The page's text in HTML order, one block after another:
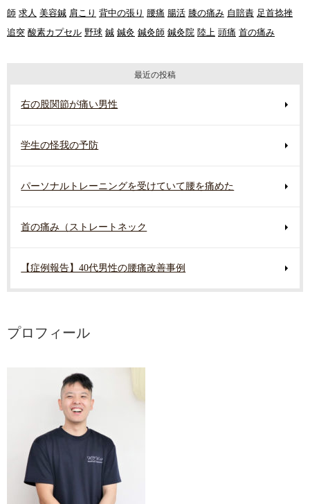
師 求人 美容鍼 肩こり 背中の張り 腰痛 腸活 膝の痛み 自賠責 足首捻挫
追突 酸素カプセル 野球 鍼 鍼灸 鍼灸師 鍼灸院 陸上 頭痛 首の痛み
最近の投稿
右の股関節が痛い男性
学生の怪我の予防
パーソナルトレーニングを受けていて腰を痛めた
首の痛み（ストレートネック
【症例報告】40代男性の腰痛改善事例
プロフィール